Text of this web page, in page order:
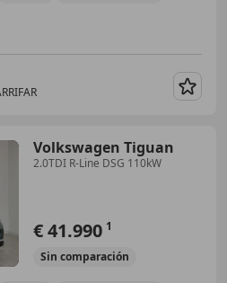
Volkswagen Tiguan
2.0TDI R-Line DSG 110kW
€ 41.990 1
Sin comparación